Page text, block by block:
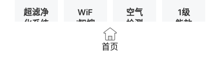
超滤净
化系统
WiF
i智控
空气
检测
1级
能效
首页